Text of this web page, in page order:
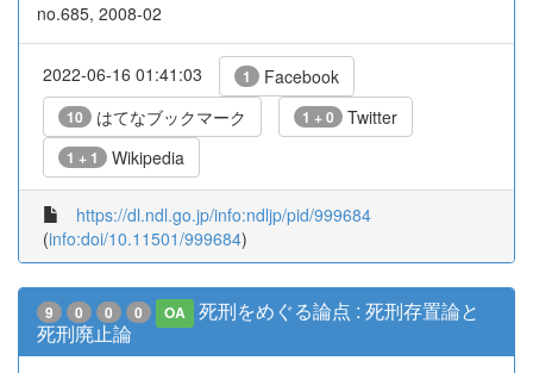
no.685, 2008-02
2022-06-16 01:41:03 1 Facebook
10 はてなブックマーク 1 + 0 Twitter
1 + 1 Wikipedia
https://dl.ndl.go.jp/info:ndljp/pid/999684
(info:doi/10.11501/999684)
9 0 0 0 OA
死刑をめぐる論点 : 死刑存置論と
死刑廃止論